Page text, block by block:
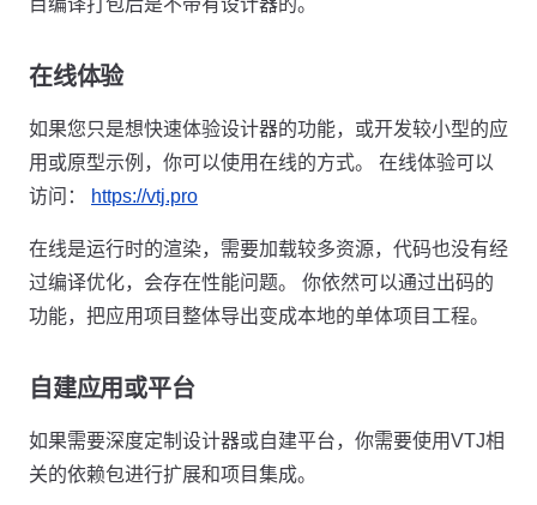
目编译打包后是不带有设计器的。
在线体验
如果您只是想快速体验设计器的功能，或开发较小型的应
用或原型示例，你可以使用在线的方式。 在线体验可以
访问：
https://vtj.pro
在线是运行时的渲染，需要加载较多资源，代码也没有经
过编译优化，会存在性能问题。 你依然可以通过出码的
功能，把应用项目整体导出变成本地的单体项目工程。
自建应用或平台
如果需要深度定制设计器或自建平台，你需要使用VTJ相
关的依赖包进行扩展和项目集成。